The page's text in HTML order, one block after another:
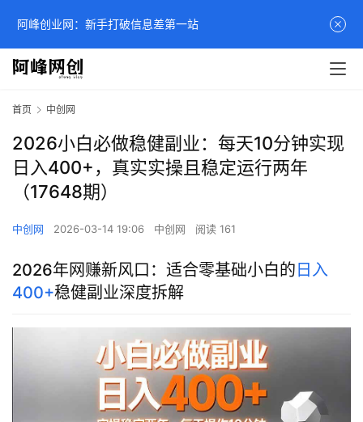
首页 中创网
2026小白必做稳健副业：每天10分钟实现
日入400+，真实实操且稳定运行两年
（17648期）
中创网 2026-03-14 19:06 中创网 阅读 161
2026年网赚新风口：适合零基础小白的 日入
400+稳健副业深度拆解
阿峰创业网：新手打破信息差第一站